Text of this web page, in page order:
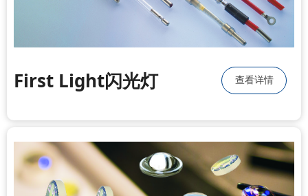
First Light闪光灯 查看详情